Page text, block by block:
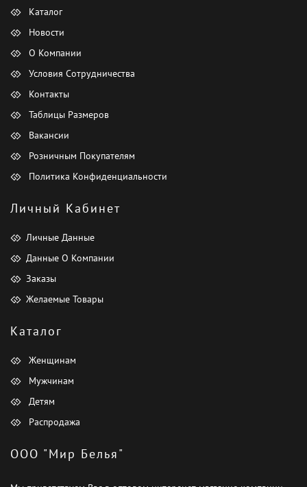
Каталог
Новости
О Компании
Условия Сотрудничества
Контакты
Таблицы Размеров
Вакансии
Розничным Покупателям
Политика Конфиденциальности
Личный Кабинет
Личные Данные
Данные О Компании
Заказы
Желаемые Товары
Каталог
Женщинам
Мужчинам
Детям
Распродажа
ООО "Мир Белья"